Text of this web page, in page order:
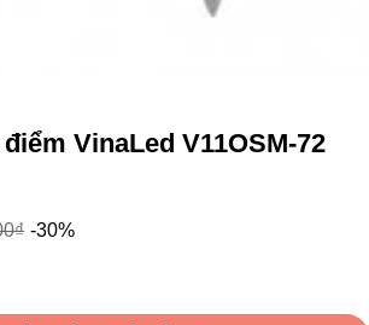
VinaLed V11OSM-72
₫ -30%
V11OSM-72 72W số lượng